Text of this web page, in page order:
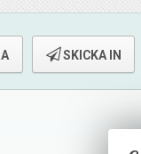
SKICKA IN